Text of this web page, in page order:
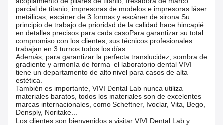
parcial de titanio, impresoras de modelos e impresoras láser
metálicas, escáner de 3 formas y escáner de sirona.Su
principio de trabajo de prioridad de la calidad hace hincapié
en detalles precisos para cada casoPara garantizar su total
compromiso con los clientes, sus técnicos profesionales
trabajan en 3 turnos todos los días.
Además, para garantizar la perfecta translucidez, sombra de
gradiente y armonía de forma, el laboratorio dental VIVI
tiene un departamento de alto nivel para casos de alta
estética.
También es importante, VIVI Dental Lab nunca utiliza
materiales baratos, todos los materiales son de excelentes
marcas internacionales, como Scheftner, Ivoclar, Vita, Bego,
Densply, Noritake...
Los clientes son bienvenidos a visitar VIVI Dental Lab y